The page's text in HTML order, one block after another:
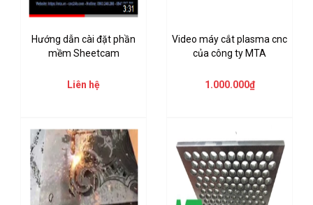
Hướng dẫn cài đặt phần
mềm Sheetcam
Liên hệ
Video máy cắt plasma cnc
của công ty MTA
1.000.000₫